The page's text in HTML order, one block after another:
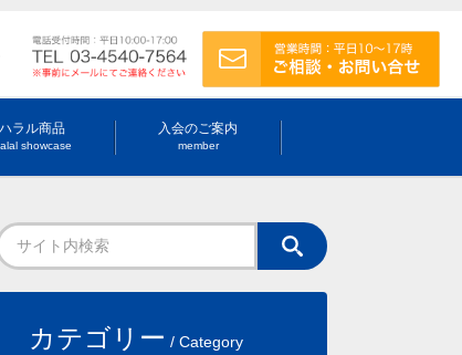
ハラル商品
showcase
入会のご案内
member
カテゴリー / Category